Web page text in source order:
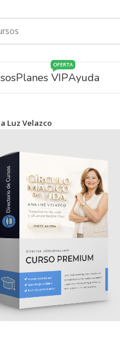
Planes VIP
OFERTA
Ayuda
Luz Velazco